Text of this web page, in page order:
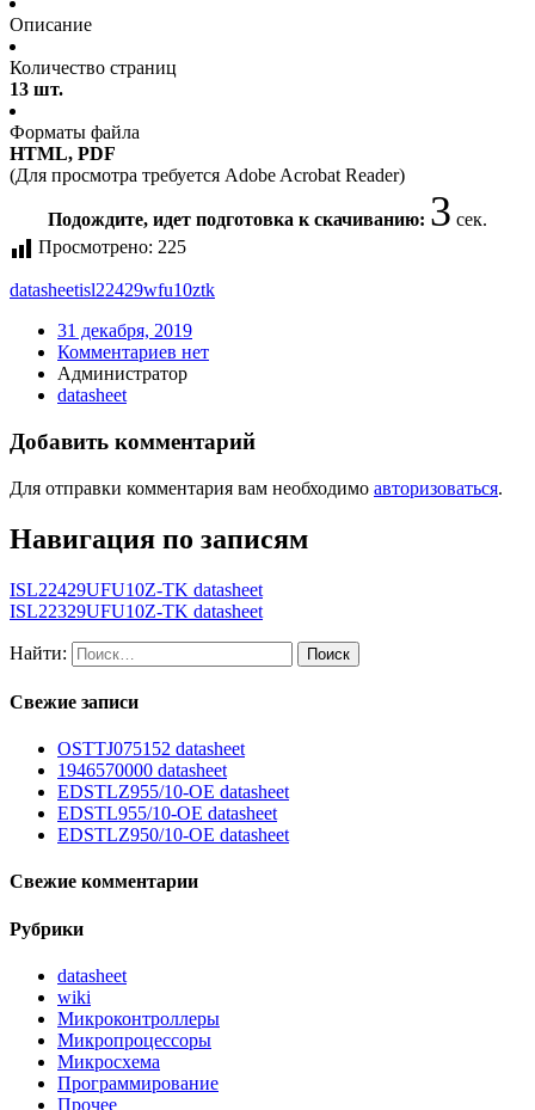
Описание
Количество страниц
13 шт.
Форматы файла
HTML, PDF
(Для просмотра требуется Adobe Acrobat Reader)
Подождите, идет подготовка к скачиванию: 3 сек.
Просмотрено: 225
datasheetisl22429wfu10ztk
31 декабря, 2019
Комментариев нет
Администратор
datasheet
Добавить комментарий
Для отправки комментария вам необходимо авторизоваться.
Навигация по записям
ISL22429UFU10Z-TK datasheet
ISL22329UFU10Z-TK datasheet
Найти:
Свежие записи
OSTTJ075152 datasheet
1946570000 datasheet
EDSTLZ955/10-OE datasheet
EDSTL955/10-OE datasheet
EDSTLZ950/10-OE datasheet
Свежие комментарии
Рубрики
datasheet
wiki
Микроконтроллеры
Микропроцессоры
Микросхема
Программирование
Прочее